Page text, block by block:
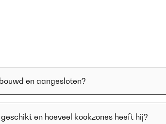
en aangesloten?
en hoeveel kookzones heeft hij?